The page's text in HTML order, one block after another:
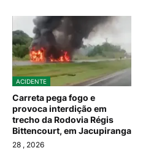
ACIDENTE
Carreta pega fogo e
provoca interdição em
trecho da Rodovia Régis
Bittencourt, em Jacupiranga
28 , 2026